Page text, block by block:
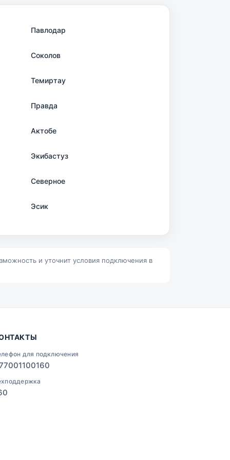
Павлодар
Соколов
Темиртау
Правда
Актобе
Экибастуз
Северное
Эсик
и уточнит условия подключения в
для подключения